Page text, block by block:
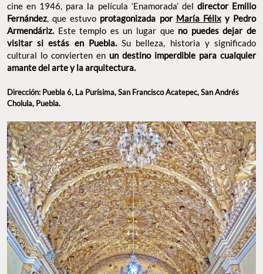
cine en 1946, para la película ‘Enamorada’ del director Emilio
Fernández, que estuvo protagonizada por María Félixy Pedro
Armendáriz. Este templo es un lugar que no puedes dejar de
visitar si estás en Puebla.Su belleza, historia y significado
cultural lo convierten en un destino imperdible para cualquier
amante del arte y la arquitectura.
Dirección: Puebla 6, La Purísima, San Francisco Acatepec, San Andrés
Cholula, Puebla.